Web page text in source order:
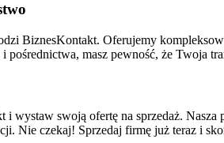
BiznesKontakt. Oferujemy
masz pewność, że Twoja
wystaw swoją ofertę na sprzedaż.
Nie czekaj! Sprzedaj firmę już teraz i